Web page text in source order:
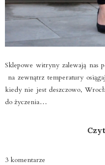
Sklepowe witryny zalewają nas
na zewnątrz temperatury
kiedy nie jest deszczowo,
do życzenia…
3 komentarze